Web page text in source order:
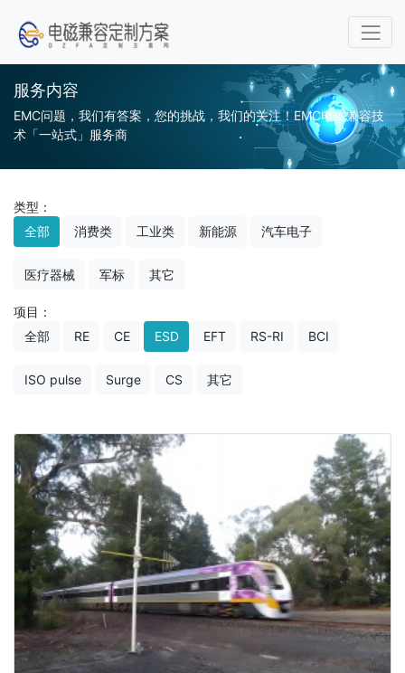
服务内容
EMC问题，我们有答案，您的挑战，我们的关注！EMC电磁兼容技
术「一站式」服务商
类型：
全部
消费类 工业类 新能源 汽车电子
医疗器械 军标 其它
项目：
全部
RE CE ESD EFT RS-RI BCI
ISO pulse Surge CS 其它